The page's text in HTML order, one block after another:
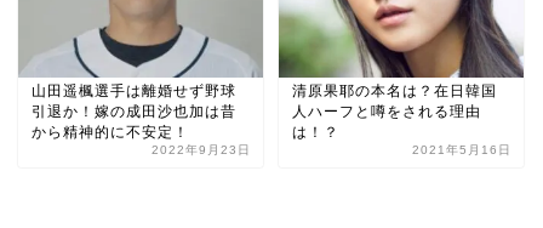
山田遥楓選手は離婚せず野球
引退か！嫁の成田沙也加は昔
から精神的に不安定！
2022年9月23日
清原果耶の本名は？在日韓国
人ハーフと噂をされる理由
は！？
2021年5月16日